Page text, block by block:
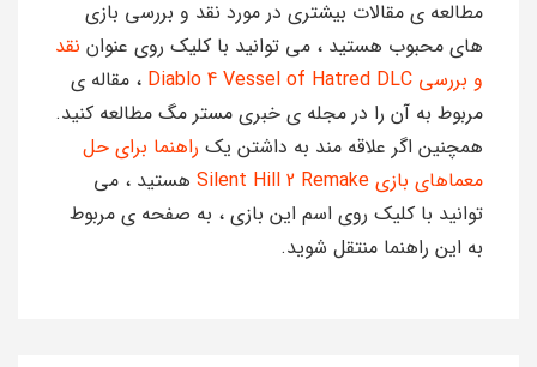
مطالعه ی مقالات بیشتری در مورد نقد و بررسی بازی
های محبوب هستید ، می توانید با کلیک روی عنوان نقد
و بررسی Diablo 4 Vessel of Hatred DLC
، مقاله ی
مربوط به آن را در مجله ی خبری مستر مگ مطالعه کنید.
همچنین اگر علاقه مند به داشتن یک راهنما برای حل
معماهای بازی Silent Hill 2 Remake
هستید ، می
توانید با کلیک روی اسم این بازی ، به صفحه ی مربوط
به این راهنما منتقل شوید.